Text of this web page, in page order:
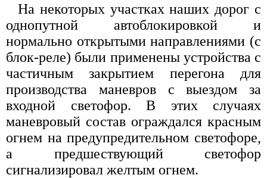
На некоторых участках наших дорог с
однопутной автоблокировкой и
нормально открытыми направлениями (с
блок-реле) были применены устройства с
частичным закрытием перегона для
производства маневров с выездом за
входной светофор. В этих случаях
маневровый состав ограждался красным
огнем на предупредительном светофоре,
а предшествующий светофор
сигнализировал желтым огнем.